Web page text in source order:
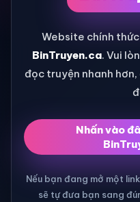
Website chính
BinTruyen.ca. Vui
đọc truyện nhanh
Nhấn vào
Nếu bạn đang mở một
sẽ tự đưa bạn sang